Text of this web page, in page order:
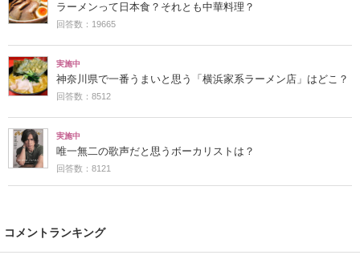
ラーメンって日本食？それとも中華料理？
回答数：19665
実施中
神奈川県で一番うまいと思う「横浜家系ラーメン店」はどこ？
回答数：8512
実施中
唯一無二の歌声だと思うボーカリストは？
回答数：8121
コメントランキング